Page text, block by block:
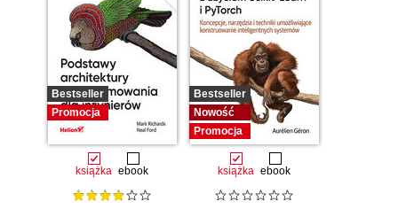
Bestseller
Promocja
książka ebook
Bestseller
Nowość
Promocja
książka ebook